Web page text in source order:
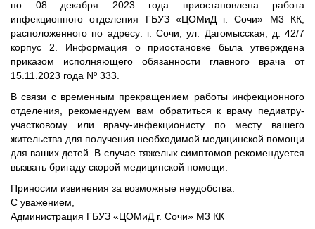
по 08 декабря 2023 года приостановлена работа
инфекционного отделения ГБУЗ «ЦОМиД г. Сочи» М3 КК,
расположенного по адресу: г. Сочи, ул. Дагомысская, д. 42/7
корпус 2. Информация о приостановке была утверждена
приказом исполняющего обязанности главного врача от
15.11.2023 года Nº 333.
В связи с временным прекращением работы инфекционного
отделения, рекомендуем вам обратиться к врачу педиатру-
участковому или врачу-инфекционисту по месту вашего
жительства для получения необходимой медицинской помощи
для ваших детей. В случае тяжелых симптомов рекомендуется
вызвать бригаду скорой медицинской помощи.
Приносим извинения за возможные неудобства.
С уважением,
Администрация ГБУЗ «ЦОМиД г. Сочи» М3 КК